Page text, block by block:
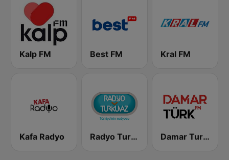
Kalp FM Best FM Kral FM
Kafa Radyo Radyo Turkuvaz Damar Turk FM